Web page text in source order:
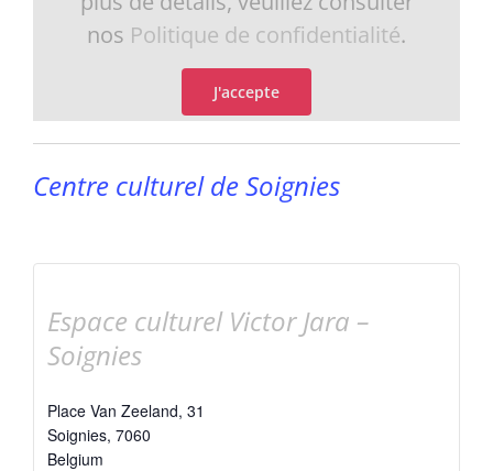
nos Politique de confidentialité.
J'accepte
Centre culturel de Soignies
Espace culturel Victor Jara –
Soignies
Place Van Zeeland, 31
Soignies, 7060
Belgium